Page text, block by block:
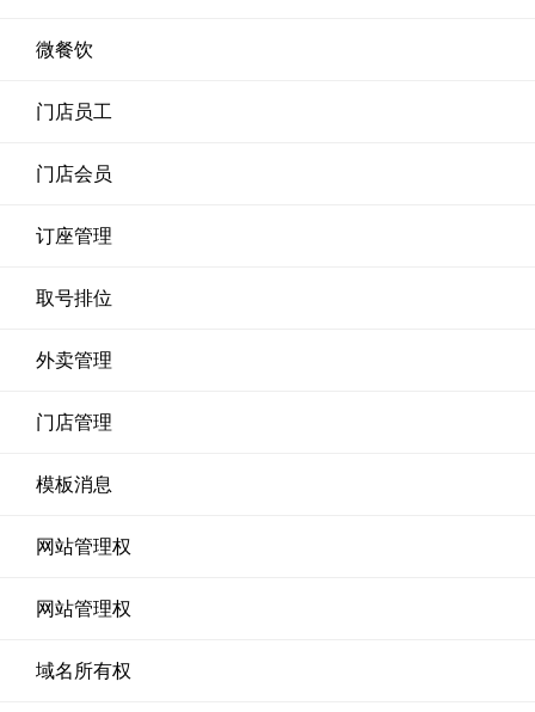
微餐饮
门店员工
门店会员
订座管理
取号排位
外卖管理
门店管理
模板消息
网站管理权
网站管理权
域名所有权